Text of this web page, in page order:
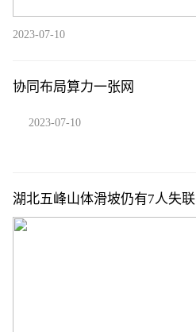
2023-07-10
协同布局算力一张网
2023-07-10
湖北五峰山体滑坡仍有7人失联